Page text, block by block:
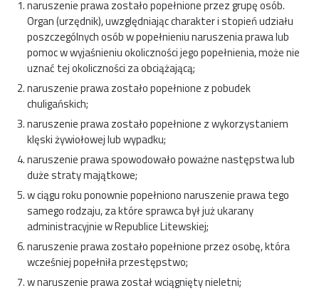
naruszenie prawa zostało popełnione przez grupę osób.
Organ (urzędnik), uwzględniając charakter i stopień udziału
poszczególnych osób w popełnieniu naruszenia prawa lub
pomoc w wyjaśnieniu okoliczności jego popełnienia, może nie
uznać tej okoliczności za obciążającą;
naruszenie prawa zostało popełnione z pobudek
chuligańskich;
naruszenie prawa zostało popełnione z wykorzystaniem
klęski żywiołowej lub wypadku;
naruszenie prawa spowodowało poważne następstwa lub
duże straty majątkowe;
w ciągu roku ponownie popełniono naruszenie prawa tego
samego rodzaju, za które sprawca był już ukarany
administracyjnie w Republice Litewskiej;
naruszenie prawa zostało popełnione przez osobę, która
wcześniej popełniła przestępstwo;
w naruszenie prawa został wciągnięty nieletni;